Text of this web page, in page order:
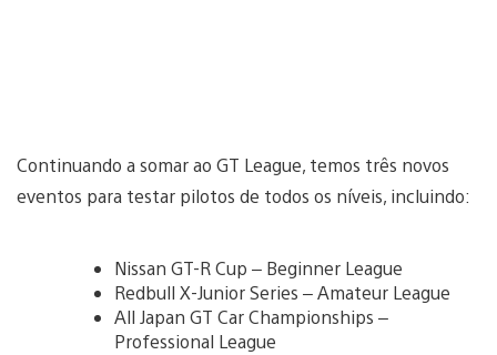
Continuando a somar ao GT League, temos três novos
eventos para testar pilotos de todos os níveis, incluindo:
Nissan GT-R Cup – Beginner League
Redbull X-Junior Series – Amateur League
All Japan GT Car Championships –
Professional League